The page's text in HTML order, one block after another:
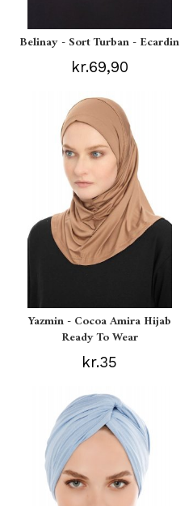
Belinay - Sort Turban - Ecardin
kr.69,90
Yazmin - Cocoa Amira Hijab
Ready To Wear
kr.35